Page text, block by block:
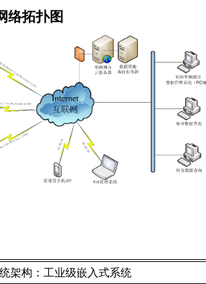
络拓扑图
架构：工业级嵌入式系统